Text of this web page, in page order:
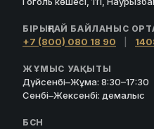
БІРЫҢҒАЙ БАЙЛАНЫС
+7 (800) 080 18 90
ЖҰМЫС УАҚЫТЫ
Дүйсенбі–Жұма: 8:30–17:30
Сенбі–Жексенбі: демалыс
БСН